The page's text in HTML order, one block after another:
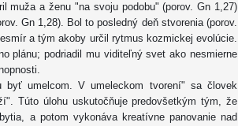
muža a ženu "na svoju podobu" (porov. Gn 1,27)
Gn 1,28). Bol to posledný deň stvorenia (porov.
a tým akoby určil rytmus kozmickej evolúcie.
plánu; podriadil mu viditeľný svet ako nesmierne
umelcom. V umeleckom tvorení" sa človek
Túto úlohu uskutočňuje predovšetkým tým, že
a potom vykonáva kreatívne panovanie nad